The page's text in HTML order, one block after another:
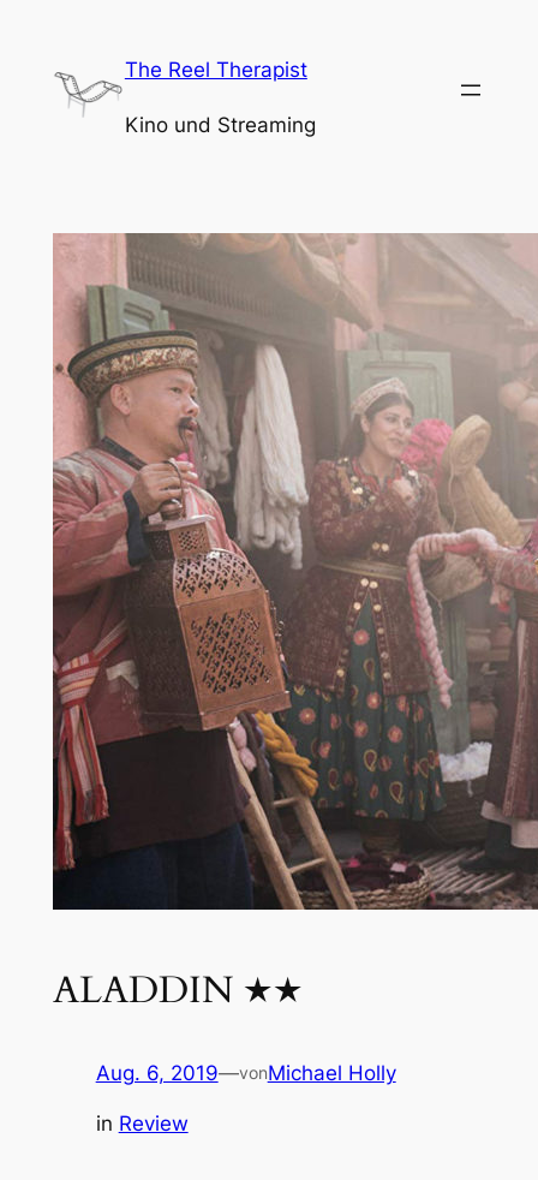
springen
The Reel Therapist
Kino und Streaming
ALADDIN ★★
Aug. 6, 2019—vonMichael Holly
in Review